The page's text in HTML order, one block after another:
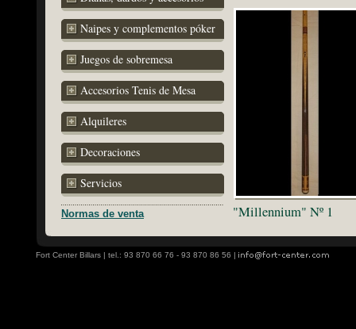
Naipes y complementos póker
Juegos de sobremesa
Accesorios Tenis de Mesa
Alquileres
Decoraciones
Servicios
Normas de venta "Millennium" Nº 1
Fort Center Billars | tel.: 93 870 66 76 - 93 870 86 56 |